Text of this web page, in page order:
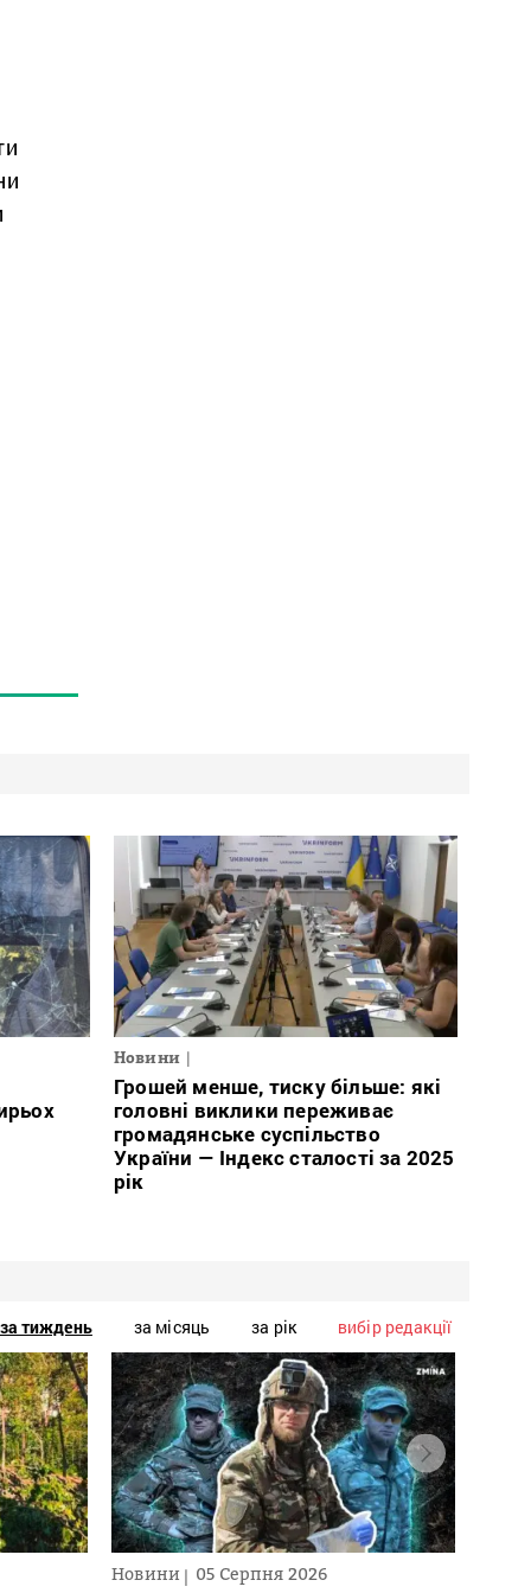
Новини
Грошей менше, тиску більше: які
головні виклики переживає
громадянське суспільство
України — Індекс сталості за 2025
рік
за тиждень за місяць за рік вибір редакції
Новини 05 Серпня 2026